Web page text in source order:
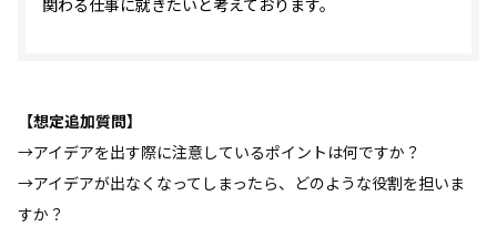
【想定追加質問】
→アイデアを出す際に注意しているポイントは何ですか？
→アイデアが出なくなってしまったら、どのような役割を担いま
すか？